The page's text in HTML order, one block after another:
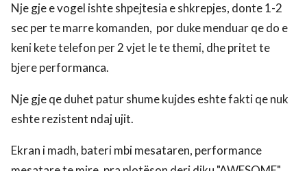
Nje gje e vogel ishte shpejtesia e shkrepjes, donte 1-2
sec per te marre komanden, por duke menduar qe do e
keni kete telefon per 2 vjet le te themi, dhe pritet te
bjere performanca.
Nje gje qe duhet patur shume kujdes eshte fakti qe nuk
eshte rezistent ndaj ujit.
Ekran i madh, bateri mbi mesataren, performance